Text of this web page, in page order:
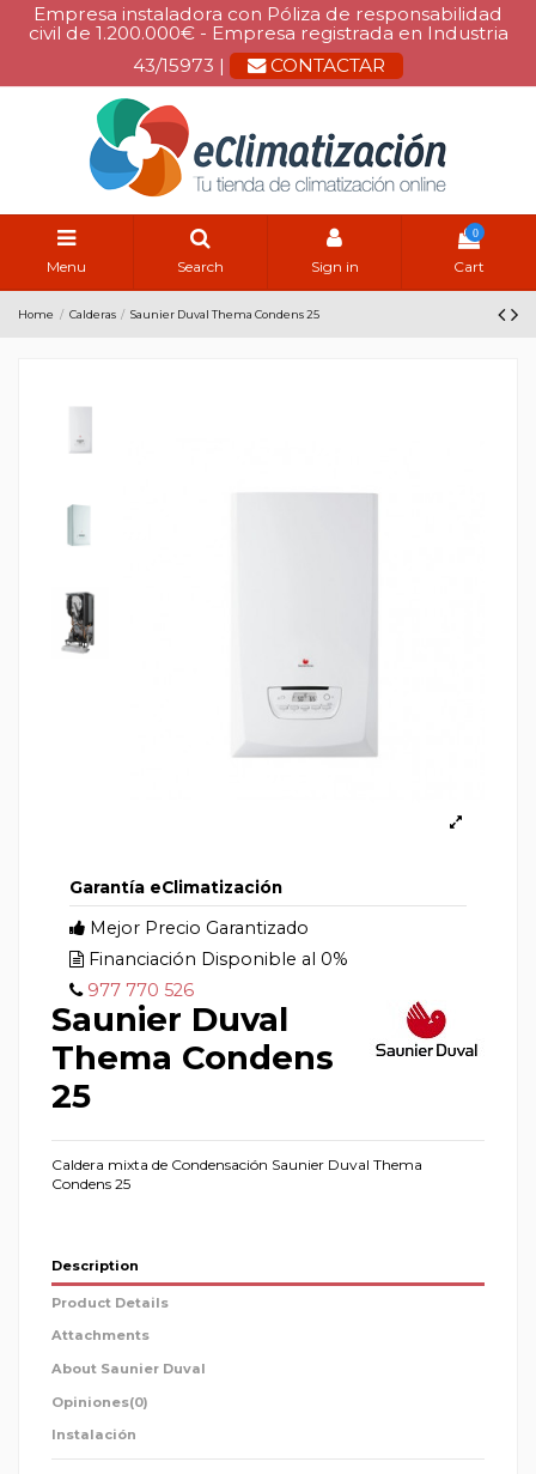
Empresa instaladora con Póliza de responsabilidad
civil de 1.200.000€ - Empresa registrada en Industria
43/15973 |
CONTACTAR
Menu Search Sign in
0
Cart
Home Calderas Saunier Duval Thema Condens 25
Garantía eClimatización
Mejor Precio Garantizado
Financiación Disponible al 0%
977 770 526
Saunier Duval
Thema Condens
25
Caldera mixta de Condensación Saunier Duval Thema
Condens 25
Description
Product Details
Attachments
About Saunier Duval
Opiniones(0)
Instalación